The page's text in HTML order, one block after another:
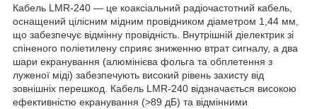
Кабель LMR-240 — це коаксіальний радіочастотний кабель,
оснащений цілісним мідним провідником діаметром 1,44 мм,
що забезпечує відмінну провідність. Внутрішній діелектрик зі
спіненого поліетилену сприяє зниженню втрат сигналу, а два
шари екранування (алюмінієва фольга та обплетення з
луженої міді) забезпечують високий рівень захисту від
зовнішніх перешкод. Кабель LMR-240 відзначається високою
ефективністю екранування (>89 дБ) та відмінними